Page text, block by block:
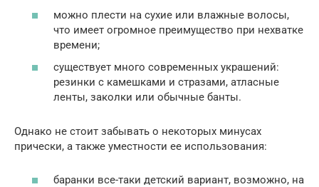
можно плести на сухие или влажные волосы,
что имеет огромное преимущество при нехватке
времени;
существует много современных украшений:
резинки с камешками и стразами, атласные
ленты, заколки или обычные банты.
Однако не стоит забывать о некоторых минусах
прически, а также уместности ее использования:
баранки все-таки детский вариант, возможно, на